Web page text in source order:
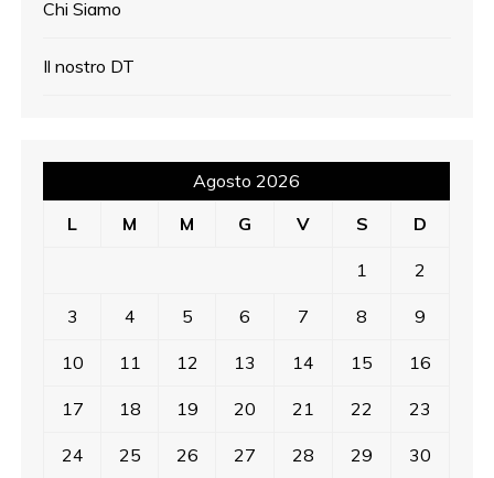
Chi Siamo
Il nostro DT
Agosto 2026
L
M M G V S D
1 2
3 4 5 6 7 8 9
10 11 12 13 14 15 16
17 18 19 20 21 22 23
24 25 26 27 28 29 30